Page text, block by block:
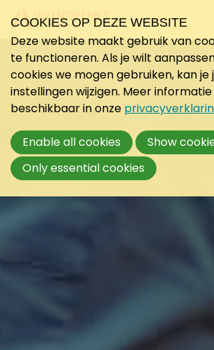
COOKIES OP DEZE WEBSITE
Deze website maakt gebruik van
te functioneren. Als je wilt
cookies we mogen gebruiken, kan je
instellingen wijzigen. Meer informatie
beschikbaar in onze
Enable all cookies
Show
Only essential cookies